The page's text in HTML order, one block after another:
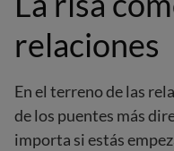
relaciones
En el terreno de las
de los puentes más
importa si estás